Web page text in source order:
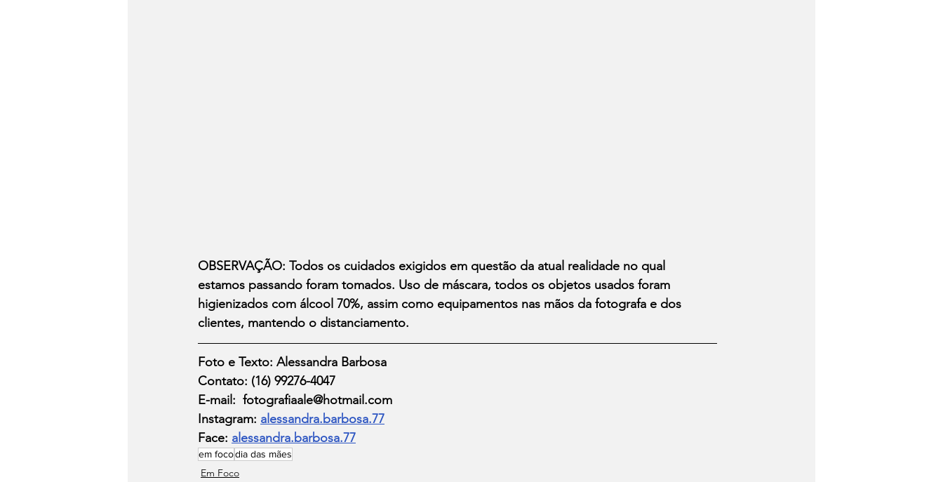
OBSERVAÇÃO: Todos os cuidados exigidos em questão da atual realidade no qual
estamos passando foram tomados. Uso de máscara, todos os objetos usados foram
higienizados com álcool 70%, assim como equipamentos nas mãos da fotografa e dos
clientes, mantendo o distanciamento.
Foto e Texto: Alessandra Barbosa
Contato: (16) 99276-4047
E-mail:  fotografiaale@hotmail.com
Instagram: alessandra.barbosa.77
Face: alessandra.barbosa.77
em focodia das mães
Em Foco